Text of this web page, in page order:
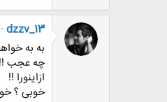
dzzv_13
به به
چه عجب !!
ازاینورا !!
خوبی ؟